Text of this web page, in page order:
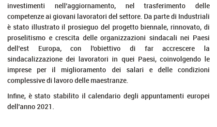
investimenti nell'aggiornamento, nel trasferimento delle
competenze ai giovani lavoratori del settore. Da parte di Industriali
è stato illustrato il prosieguo del progetto biennale, rinnovato, di
proselitismo e crescita delle organizzazioni sindacali nei Paesi
dell'est Europa, con l'obiettivo di far accrescere la
sindacalizzazione dei lavoratori in quei Paesi, coinvolgendo le
imprese per il miglioramento dei salari e delle condizioni
complessive di lavoro delle maestranze.
Infine, è stato stabilito il calendario degli appuntamenti europei
dell'anno 2021.